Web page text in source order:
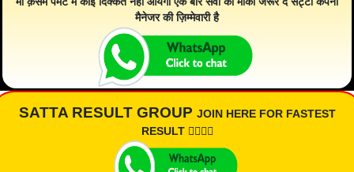
मैनेजर की ज़िम्मेवारी है
SATTA RESULT GROUP JOIN HERE FOR FASTEST
RESULT 👇🏾👇🏾